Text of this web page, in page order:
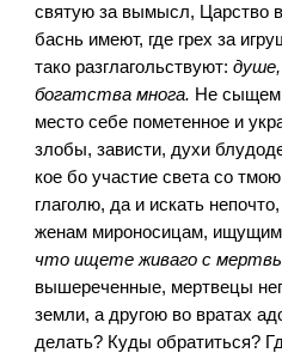
святую за вымысл, Царство
баснь имеют, где грех за
тако разглагольствуют:
богатства многа. Не сыщем
место себе пометенное и
злобы, зависти, духи
кое бо участие света со
глаголю, да и искать
женам мироносицам,
что ищете живаго с
вышереченные, мертвецы
земли, а другою во вратах
делать? Куды обратиться?